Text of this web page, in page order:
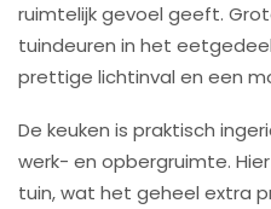
ruimtelijk gevoel geeft.
tuindeuren in het
prettige lichtinval en een
De keuken is praktisch
werk- en opbergruimte.
tuin, wat het geheel extra